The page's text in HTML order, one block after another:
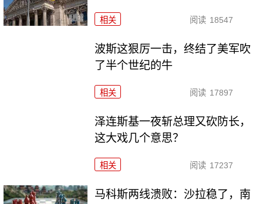
相关 阅读 18547
波斯这狠厉一击，终结了美军吹
了半个世纪的牛
相关 阅读 17897
泽连斯基一夜斩总理又砍防长，
这大戏几个意思？
相关 阅读 17237
马科斯两线溃败：沙拉稳了，南